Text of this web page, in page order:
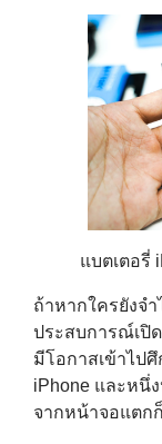
แบตเตอรี่
ถ้าหากใครยังจ
ประสบการณ์เปิ
มีโอกาสเข้าไป
iPhone และหนึ่
จากหน้าจอแตก